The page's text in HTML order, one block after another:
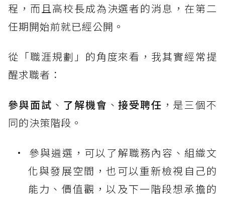
程，而且高校長成為決選者的消息，在第二
任期開始前就已經公開。
從「職涯規劃」的角度來看，我其實經常提
醒求職者：
參與面試 、 了解機會 、接受聘任 ，是三個不
同的決策階段。
參與遴選，可以了解職務內容、組織文
化與發展空間，也可以重新檢視自己的
能力、價值觀，以及下一階段想承擔的